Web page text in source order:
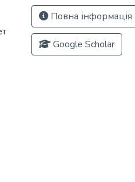
Повна
Google Scholar